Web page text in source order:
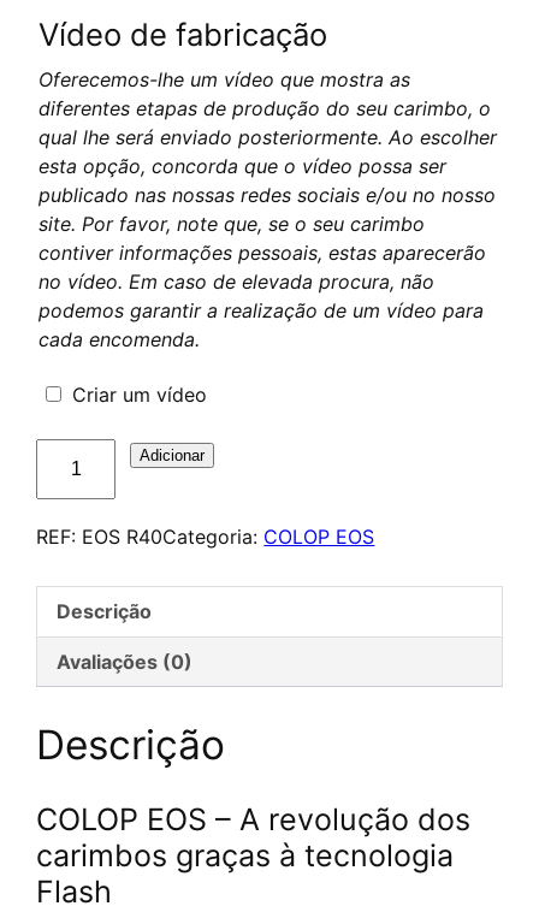
Vídeo de fabricação
Oferecemos-lhe um vídeo que mostra as
diferentes etapas de produção do seu carimbo, o
qual lhe será enviado posteriormente. Ao escolher
esta opção, concorda que o vídeo possa ser
publicado nas nossas redes sociais e/ou no nosso
site. Por favor, note que, se o seu carimbo
contiver informações pessoais, estas aparecerão
no vídeo. Em caso de elevada procura, não
podemos garantir a realização de um vídeo para
cada encomenda.
Criar um vídeo
Quantidade
EOS
Tampon
Flash
personnalisé
Adicionar
REF: EOS R40Categoria: COLOP EOS
Descrição
Avaliações (0)
Descrição
COLOP EOS – A revolução dos
carimbos graças à tecnologia
Flash